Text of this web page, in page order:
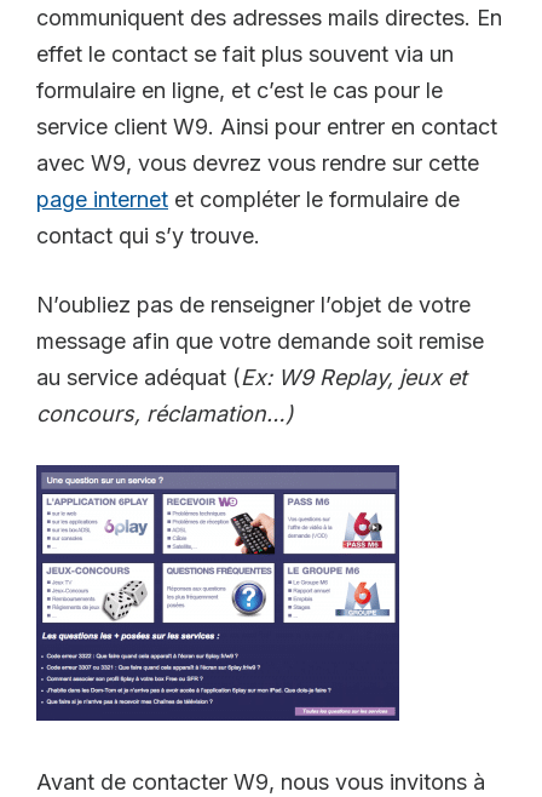
communiquent des adresses mails directes. En
effet le contact se fait plus souvent via un
formulaire en ligne, et c’est le cas pour le
service client W9. Ainsi pour entrer en contact
avec W9, vous devrez vous rendre sur cette
page internet et compléter le formulaire de
contact qui s’y trouve.
N’oubliez pas de renseigner l’objet de votre
message afin que votre demande soit remise
au service adéquat (Ex: W9 Replay, jeux et
concours, réclamation…)
Avant de contacter W9, nous vous invitons à